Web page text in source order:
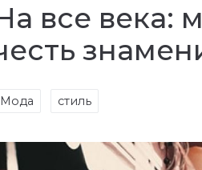
все века:
Мода стиль